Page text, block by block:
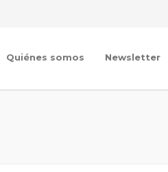
Quiénes somos Newsletter